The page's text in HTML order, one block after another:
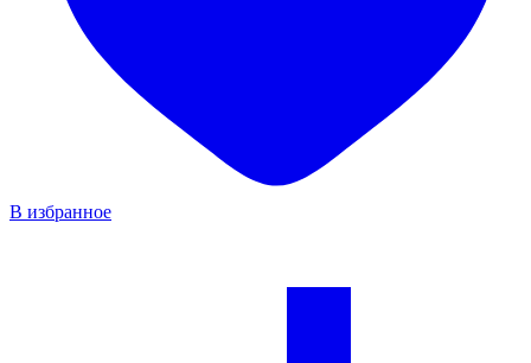
В избранное